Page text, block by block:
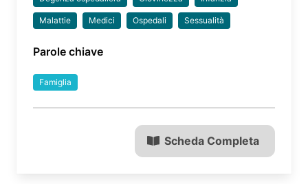
Malattie Medici Ospedali Sessualità
Parole chiave
Famiglia
Scheda Completa